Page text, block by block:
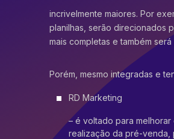
incrivelmente maiores. Por
planilhas, serão direcionados
mais completas e também
Porém, mesmo integradas e
RD Marketing
– é voltado para
realização da pré-venda,